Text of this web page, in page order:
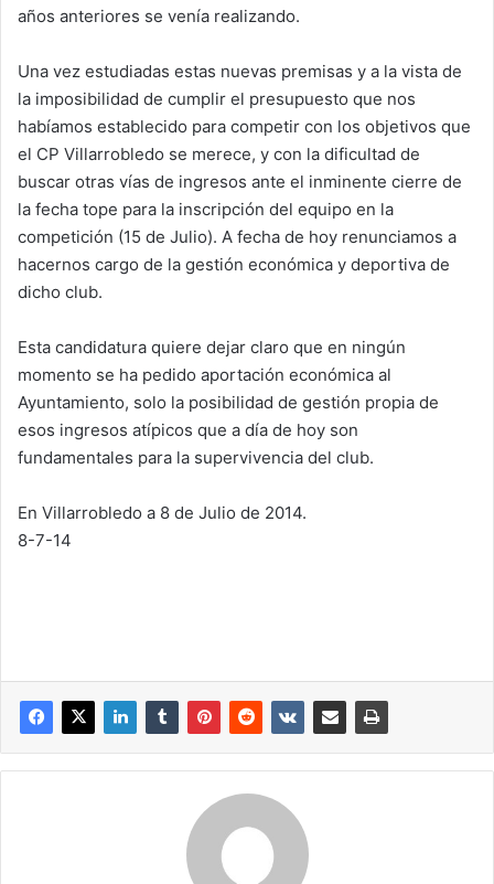
años anteriores se venía realizando.
Una vez estudiadas estas nuevas premisas y a la vista de
la imposibilidad de cumplir el presupuesto que nos
habíamos establecido para competir con los objetivos que
el CP Villarrobledo se merece, y con la dificultad de
buscar otras vías de ingresos ante el inminente cierre de
la fecha tope para la inscripción del equipo en la
competición (15 de Julio). A fecha de hoy renunciamos a
hacernos cargo de la gestión económica y deportiva de
dicho club.
Esta candidatura quiere dejar claro que en ningún
momento se ha pedido aportación económica al
Ayuntamiento, solo la posibilidad de gestión propia de
esos ingresos atípicos que a día de hoy son
fundamentales para la supervivencia del club.
En Villarrobledo a 8 de Julio de 2014.
8-7-14